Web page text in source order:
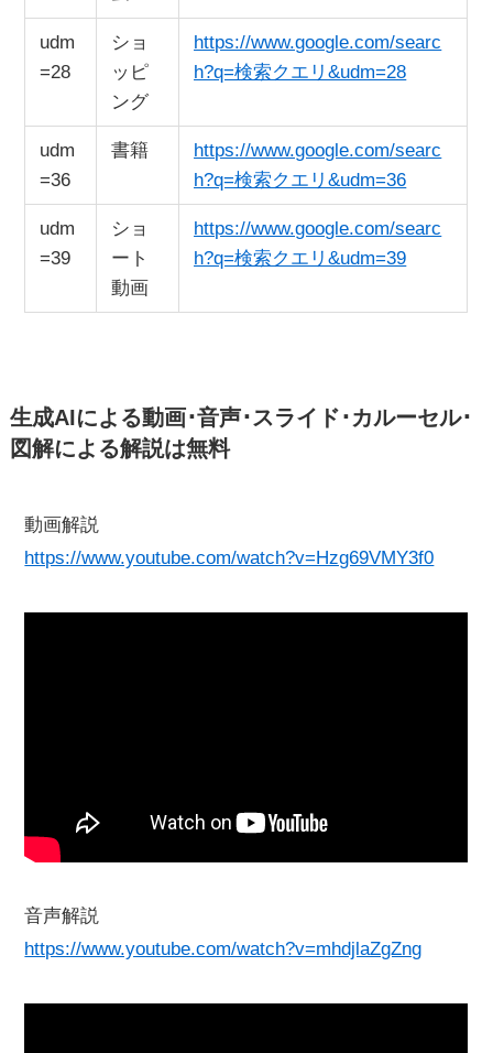
udm
=28
ショ
ッピ
ング
https://www.google.com/searc
h?q=検索クエリ&udm=28
udm
=36
書籍
https://www.google.com/searc
h?q=検索クエリ&udm=36
udm
=39
ショ
ート
動画
https://www.google.com/searc
h?q=検索クエリ&udm=39
生成AIによる動画･音声･スライド･カルーセル･
図解による解説は無料
動画解説
https://www.youtube.com/watch?v=Hzg69VMY3f0
音声解説
https://www.youtube.com/watch?v=mhdjlaZgZng